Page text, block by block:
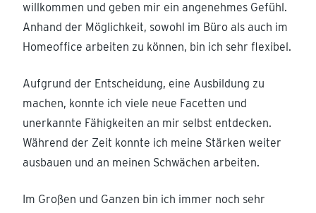
willkommen und geben mir ein angenehmes Gefühl.
Anhand der Möglichkeit, sowohl im Büro als auch im
Homeoffice arbeiten zu können, bin ich sehr flexibel.
Aufgrund der Entscheidung, eine Ausbildung zu
machen, konnte ich viele neue Facetten und
unerkannte Fähigkeiten an mir selbst entdecken.
Während der Zeit konnte ich meine Stärken weiter
ausbauen und an meinen Schwächen arbeiten.
Im Großen und Ganzen bin ich immer noch sehr